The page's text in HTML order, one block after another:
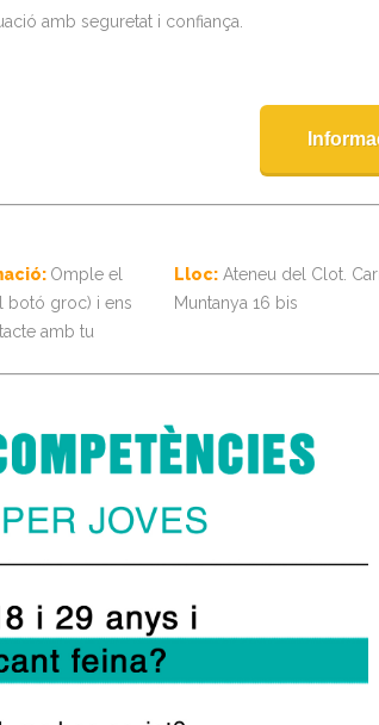
amb seguretat i confiança.
Omple el
botó groc) i ens
amb tu
Lloc:Ateneu del Clot.
Muntanya 16 bis